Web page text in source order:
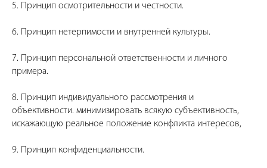
5. Принцип осмотрительности и честности.
6. Принцип нетерпимости и внутренней культуры.
7. Принцип персональной ответственности и личного
примера.
8. Принцип индивидуального рассмотрения и
объективности. минимизировать всякую субъективность,
искажающую реальное положение конфликта интересов,
9. Принцип конфиденциальности.